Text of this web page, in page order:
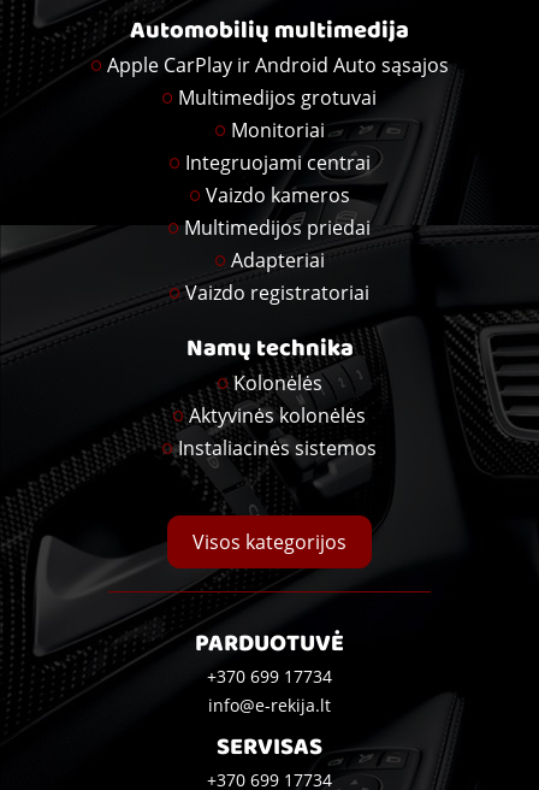
Automobilių multimedija
Apple CarPlay ir Android Auto sąsajos
Multimedijos grotuvai
Monitoriai
Integruojami centrai
Vaizdo kameros
Multimedijos priedai
Adapteriai
Vaizdo registratoriai
Namų technika
Kolonėlės
Aktyvinės kolonėlės
Instaliacinės sistemos
Visos kategorijos
PARDUOTUVĖ
+370 699 17734
info@e-rekija.lt
SERVISAS
+370 699 17734